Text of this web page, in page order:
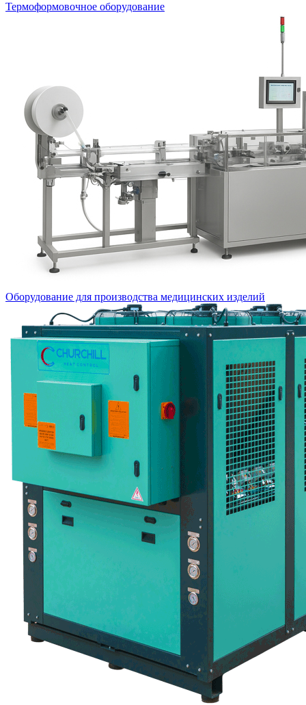
Термоформовочное оборудование
Оборудование для производства медицинских изделий